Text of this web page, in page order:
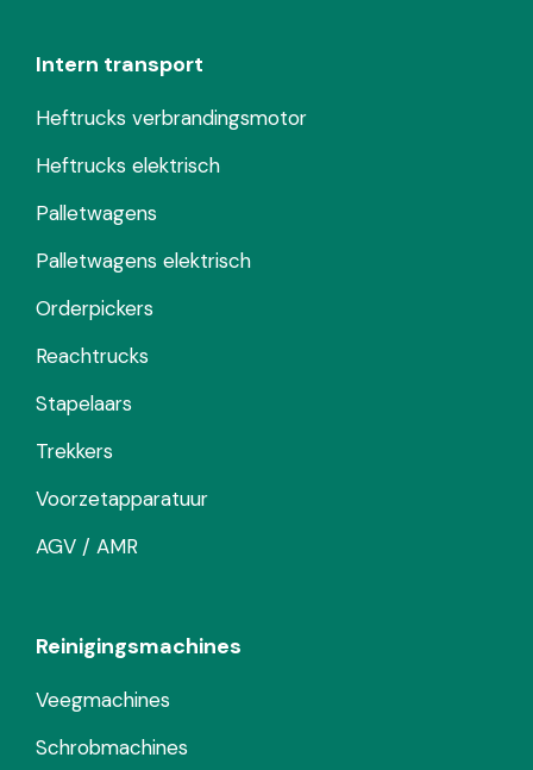
Intern transport
Heftrucks verbrandingsmotor
Heftrucks elektrisch
Palletwagens
Palletwagens elektrisch
Orderpickers
Reachtrucks
Stapelaars
Trekkers
Voorzetapparatuur
AGV / AMR
Reinigingsmachines
Veegmachines
Schrobmachines